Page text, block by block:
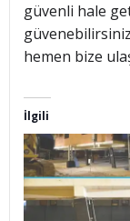
güvenli hale
hemen bize
İlgili